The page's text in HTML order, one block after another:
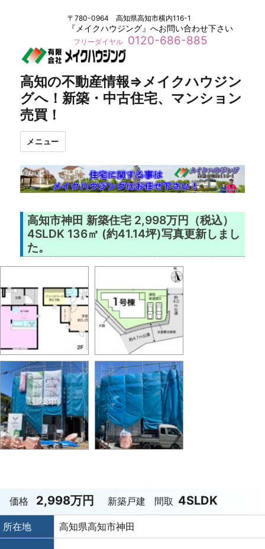
〒780-0964 高知県高知市横内116-1
『メイクハウジング』へお問い合わせ下さい
フリーダイヤル 0120-686-885
高知の不動産情報⇒メイクハウジン
グへ！新築・中古住宅、マンション
売買！
メニュー
高知市神田 新築住宅 2,998万円（税込）
4SLDK 136㎡ (約41.14坪)写真更新しまし
た。
価格 2,998万円 新築戸建 間取 4SLDK
所在地 高知県高知市神田